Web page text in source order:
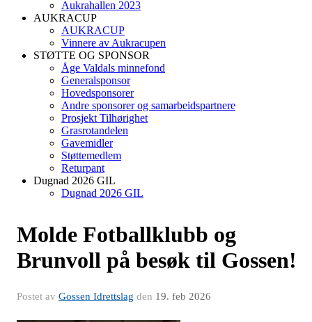
Aukrahallen 2023
AUKRACUP
AUKRACUP
Vinnere av Aukracupen
STØTTE OG SPONSOR
Åge Valdals minnefond
Generalsponsor
Hovedsponsorer
Andre sponsorer og samarbeidspartnere
Prosjekt Tilhørighet
Grasrotandelen
Gavemidler
Støttemedlem
Returpant
Dugnad 2026 GIL
Dugnad 2026 GIL
Molde Fotballklubb og
Brunvoll på besøk til Gossen!
Postet av Gossen Idrettslag den 19. feb 2026